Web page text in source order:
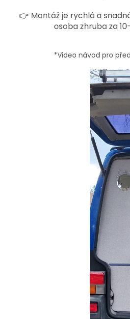
👉 Montáž je rychlá a
osoba zhruba za
*Video návod pro